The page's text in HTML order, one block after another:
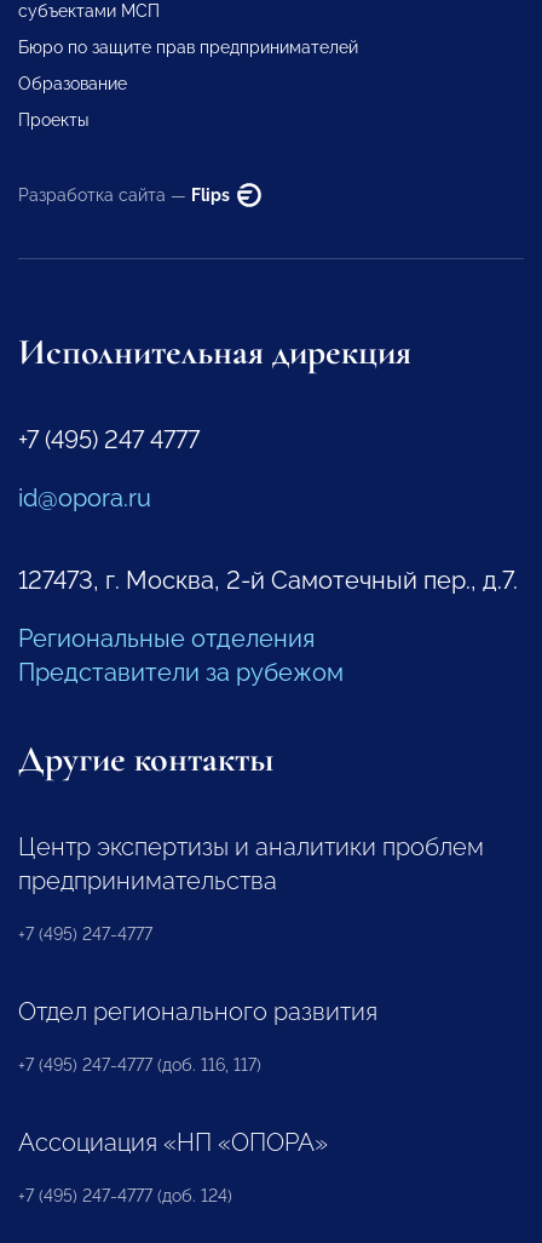
субъектами МСП
Бюро по защите прав предпринимателей
Образование
Проекты
Разработка сайта — Flips
Исполнительная дирекция
+7 (495) 247 4777
id@opora.ru
127473, г. Москва, 2-й Самотечный пер., д.7.
Региональные отделения
Представители за рубежом
Другие контакты
Центр экспертизы и аналитики проблем
предпринимательства
+7 (495) 247-4777
Отдел регионального развития
+7 (495) 247-4777 (доб. 116, 117)
Ассоциация «НП «ОПОРА»
+7 (495) 247-4777 (доб. 124)